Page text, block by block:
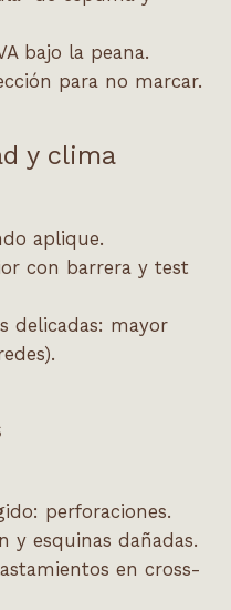
bajo la peana.
para no marcar.
y clima
aplique.
con barrera y test
delicadas: mayor
perforaciones.
y esquinas dañadas.
en cross-